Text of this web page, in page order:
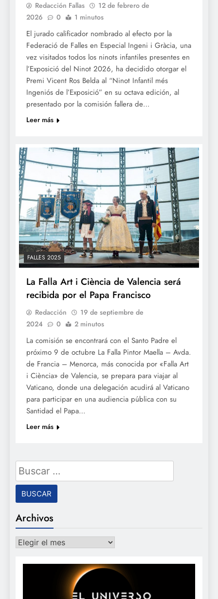
Redacción Fallas
12 de febrero de
2026
0 1 minutos
El jurado calificador nombrado al efecto por la
Federació de Falles en Especial Ingeni i Gràcia, una
vez visitados todos los ninots infantiles presentes en
l’Exposició del Ninot 2026, ha decidido otorgar el
Premi Vicent Ros Belda al “Ninot Infantil més
Ingeniós de l’Exposició” en su octava edición, al
presentado por la comisión fallera de…
Leer más
FALLES 2025
La Falla Art i Ciència de Valencia será
recibida por el Papa Francisco
Redacción
19 de septiembre de
2024
0 2 minutos
La comisión se encontrará con el Santo Padre el
próximo 9 de octubre La Falla Pintor Maella – Avda.
de Francia – Menorca, más conocida por «Falla Art
i Ciència» de Valencia, se prepara para viajar al
Vaticano, donde una delegación acudirá al Vaticano
para participar en una audiencia pública con su
Santidad el Papa…
Leer más
Buscar:
Archivos
Archivos